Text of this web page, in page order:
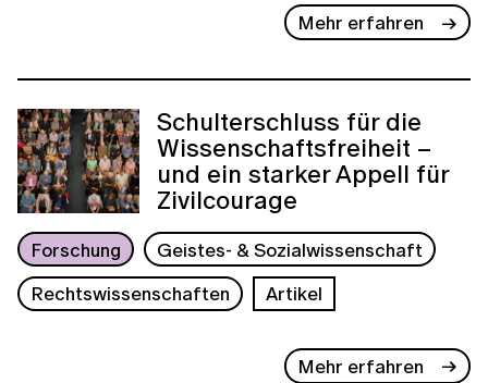
Mehr erfahren
Schulterschluss für die
Wissenschaftsfreiheit –
und ein starker Appell für
Zivilcourage
Forschung
Geistes- & Sozialwissenschaft
Rechtswissenschaften
Artikel
Mehr erfahren